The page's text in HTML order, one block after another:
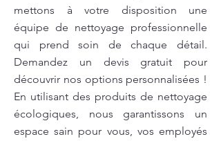
mettons à votre disposition une
équipe de nettoyage professionnelle
qui prend soin de chaque détail.
Demandez un devis gratuit pour
découvrir nos options personnalisées !
En utilisant des produits de nettoyage
écologiques, nous garantissons un
espace sain pour vous, vos employés